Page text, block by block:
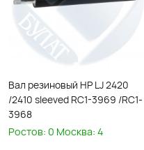
Вал резиновый HP LJ 2420
/2410 sleeved RC1-3969 /RC1-
3968
Ростов: 0 Москва: 4